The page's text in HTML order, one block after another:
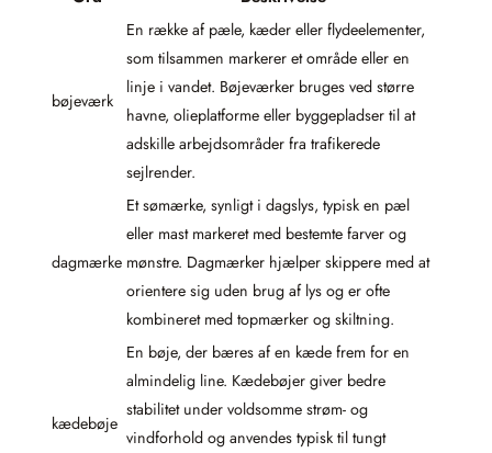
bøjeværk
En række af pæle, kæder eller flydeelementer,
som tilsammen markerer et område eller en
linje i vandet. Bøjeværker bruges ved større
havne, olieplatforme eller byggepladser til at
adskille arbejdsområder fra trafikerede
sejlrender.
dagmærke
Et sømærke, synligt i dagslys, typisk en pæl
eller mast markeret med bestemte farver og
mønstre. Dagmærker hjælper skippere med at
orientere sig uden brug af lys og er ofte
kombineret med topmærker og skiltning.
kædebøje
En bøje, der bæres af en kæde frem for en
almindelig line. Kædebøjer giver bedre
stabilitet under voldsomme strøm- og
vindforhold og anvendes typisk til tungt